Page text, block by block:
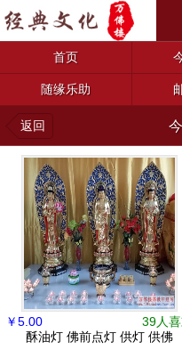
首页
随缘乐助
返回
39人
￥5.00
酥油灯 佛前点灯 供灯 供佛